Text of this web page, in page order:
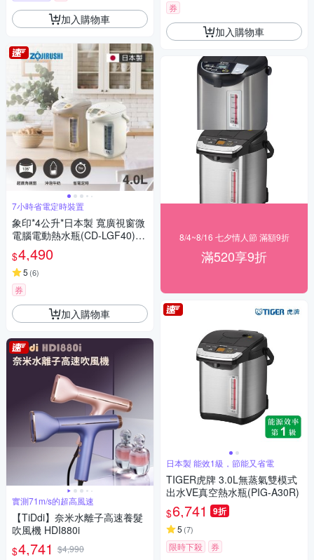
加入購物車
7小時省電定時裝置
象印*4公升*日本製 寬廣視窗微
電腦電動熱水瓶(CD-LGF40)
(快)
$4,490
5 (6)
券
加入購物車
實測71m/s的超高風速
【TiDdi】奈米水離子高速養髮
吹風機 HDI880i
$4,741 $4,990
券
加入購物車
8/4~8/16 七夕情人節 滿額9折
滿520享9折
日本製 能效1級，節能又省電
TIGER虎牌 3.0L無蒸氣雙模式
出水VE真空熱水瓶(PIG-A30R)
$6,741 9折
5 (7)
限時下殺 券